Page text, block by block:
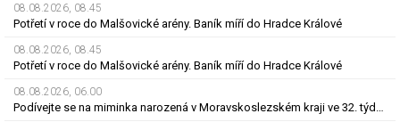
08.08.2026, 08.45
Potřetí v roce do Malšovické arény. Baník míří do Hradce Králové
08.08.2026, 08.45
Potřetí v roce do Malšovické arény. Baník míří do Hradce Králové
08.08.2026, 06.00
Podívejte se na miminka narozená v Moravskoslezském kraji ve 32. týdnu roku 2026